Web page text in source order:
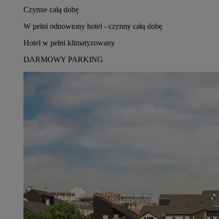
Czynne całą dobę
W pełni odnowiony hotel - czynny całą dobę
Hotel w pełni klimatyzowany
DARMOWY PARKING